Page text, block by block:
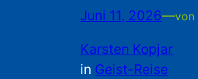
Juni 11, 2026—von
Karsten Kopjar
in Geist-Reise